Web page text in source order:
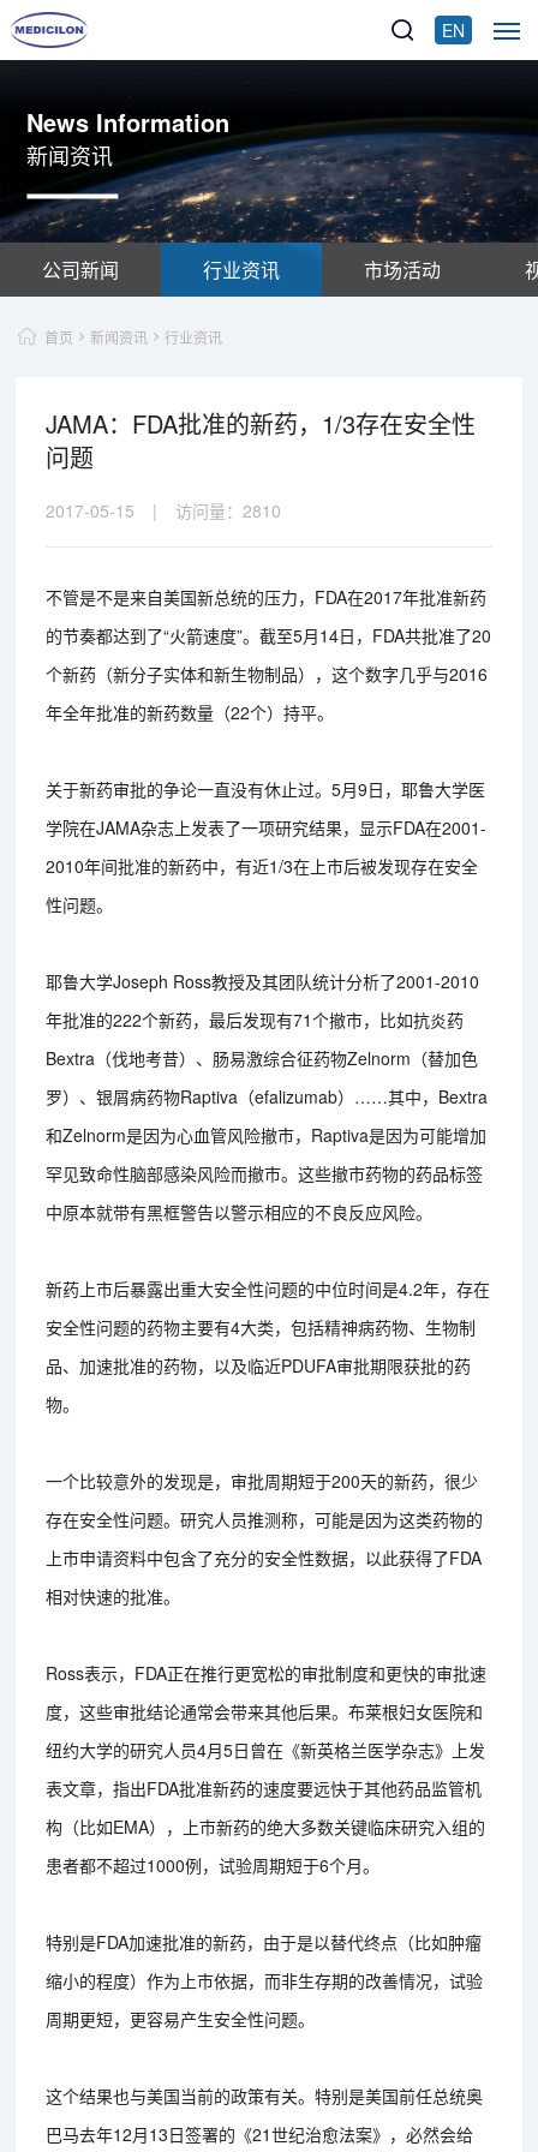
EN
News Information
新闻资讯
公司新闻 行业资讯 市场活动
首页 新闻资讯 行业资讯
JAMA：FDA批准的新药，1/3存在安全性
问题
2017-05-15 | 访问量： 2810
不管是不是来自美国新总统的压力，FDA在2017年批准新药
的节奏都达到了“火箭速度”。截至5月14日，FDA共批准了20
个新药（新分子实体和新生物制品），这个数字几乎与2016
年全年批准的新药数量（22个）持平。
关于新药审批的争论一直没有休止过。5月9日，耶鲁大学医
学院在JAMA杂志上发表了一项研究结果，显示FDA在2001-
2010年间批准的新药中，有近1/3在上市后被发现存在安全
性问题。
耶鲁大学Joseph Ross教授及其团队统计分析了2001-2010
年批准的222个新药，最后发现有71个撤市，比如抗炎药
Bextra（伐地考昔）、肠易激综合征药物Zelnorm（替加色
罗）、银屑病药物Raptiva（efalizumab）……其中，Bextra
和Zelnorm是因为心血管风险撤市，Raptiva是因为可能增加
罕见致命性脑部感染风险而撤市。这些撤市药物的药品标签
中原本就带有黑框警告以警示相应的不良反应风险。
新药上市后暴露出重大安全性问题的中位时间是4.2年，存在
安全性问题的药物主要有4大类，包括精神病药物、生物制
品、加速批准的药物，以及临近PDUFA审批期限获批的药
物。
一个比较意外的发现是，审批周期短于200天的新药，很少
存在安全性问题。研究人员推测称，可能是因为这类药物的
上市申请资料中包含了充分的安全性数据，以此获得了FDA
相对快速的批准。
Ross表示，FDA正在推行更宽松的审批制度和更快的审批速
度，这些审批结论通常会带来其他后果。布莱根妇女医院和
纽约大学的研究人员4月5日曾在《新英格兰医学杂志》上发
表文章，指出FDA批准新药的速度要远快于其他药品监管机
构（比如EMA），上市新药的绝大多数关键临床研究入组的
患者都不超过1000例，试验周期短于6个月。
特别是FDA加速批准的新药，由于是以替代终点（比如肿瘤
缩小的程度）作为上市依据，而非生存期的改善情况，试验
周期更短，更容易产生安全性问题。
这个结果也与美国当前的政策有关。特别是美国前任总统奥
巴马去年12月13日签署的《21世纪治愈法案》，必然会给